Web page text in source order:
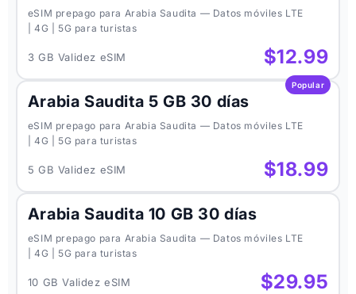
eSIM prepago para Arabia Saudita — Datos móviles LTE
| 4G | 5G para turistas
3 GB Validez eSIM $12.99
Popular
Arabia Saudita 5 GB 30 días
eSIM prepago para Arabia Saudita — Datos móviles LTE
| 4G | 5G para turistas
5 GB Validez eSIM $18.99
Arabia Saudita 10 GB 30 días
eSIM prepago para Arabia Saudita — Datos móviles LTE
| 4G | 5G para turistas
10 GB Validez eSIM $29.95